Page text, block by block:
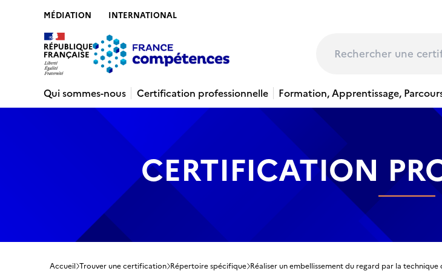
MÉDIATION INTERNATIONAL
Qui sommes-nous
Certification professionnelle Formation, Apprentissage,
CERTIFICATION
Accueil Trouver une certification Répertoire spécifique Réaliser un embellissement du regard par la technique